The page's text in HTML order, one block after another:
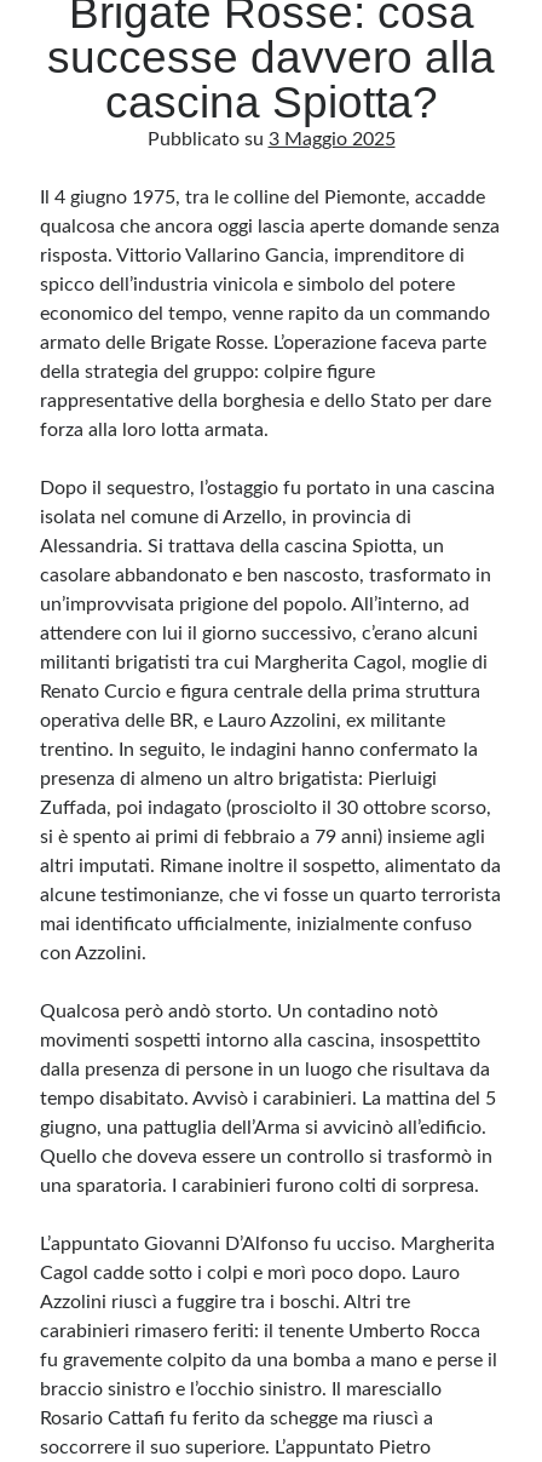
Archivio
Categorie
Categorie
Questo blog non rappresenta una testata giornalistica, in quanto viene aggiornato
senza alcuna periodicità. Non può pertanto considerarsi un prodotto editoriale ai
sensi della legge n· 62 del 7.03.2001. L’autore non è responsabile di quanto
pubblicato dai lettori nei commenti ai vari post. Saranno comunque cancellati quelli
ritenuti offensivi o lesivi dell’immagine o dell’onorabilità di terzi, di genere spam,
razzisti o che contengano dati personali non conformi al rispetto delle norme sulla
immediatamente rimosse. L’autore del blog non è responsabile dei siti collegati
Meta
Feed dei contenuti
Brigate Rosse: cosa
successe davvero alla
cascina Spiotta?
Pubblicato su 3 Maggio 2025
Il 4 giugno 1975, tra le colline del Piemonte, accadde
qualcosa che ancora oggi lascia aperte domande senza
risposta. Vittorio Vallarino Gancia, imprenditore di
spicco dell’industria vinicola e simbolo del potere
economico del tempo, venne rapito da un commando
armato delle Brigate Rosse. L’operazione faceva parte
della strategia del gruppo: colpire figure
rappresentative della borghesia e dello Stato per dare
forza alla loro lotta armata.
Dopo il sequestro, l’ostaggio fu portato in una cascina
isolata nel comune di Arzello, in provincia di
Alessandria. Si trattava della cascina Spiotta, un
casolare abbandonato e ben nascosto, trasformato in
un’improvvisata prigione del popolo. All’interno, ad
attendere con lui il giorno successivo, c’erano alcuni
militanti brigatisti tra cui Margherita Cagol, moglie di
Renato Curcio e figura centrale della prima struttura
operativa delle BR, e Lauro Azzolini, ex militante
trentino. In seguito, le indagini hanno confermato la
presenza di almeno un altro brigatista: Pierluigi
Zuffada, poi indagato (prosciolto il 30 ottobre scorso,
si è spento ai primi di febbraio a 79 anni) insieme agli
altri imputati. Rimane inoltre il sospetto, alimentato da
alcune testimonianze, che vi fosse un quarto terrorista
mai identificato ufficialmente, inizialmente confuso
con Azzolini.
Qualcosa però andò storto. Un contadino notò
movimenti sospetti intorno alla cascina, insospettito
dalla presenza di persone in un luogo che risultava da
tempo disabitato. Avvisò i carabinieri. La mattina del 5
giugno, una pattuglia dell’Arma si avvicinò all’edificio.
Quello che doveva essere un controllo si trasformò in
una sparatoria. I carabinieri furono colti di sorpresa.
L’appuntato Giovanni D’Alfonso fu ucciso. Margherita
Cagol cadde sotto i colpi e morì poco dopo. Lauro
Azzolini riuscì a fuggire tra i boschi. Altri tre
carabinieri rimasero feriti: il tenente Umberto Rocca
fu gravemente colpito da una bomba a mano e perse il
braccio sinistro e l’occhio sinistro. Il maresciallo
Rosario Cattafi fu ferito da schegge ma riuscì a
soccorrere il suo superiore. L’appuntato Pietro